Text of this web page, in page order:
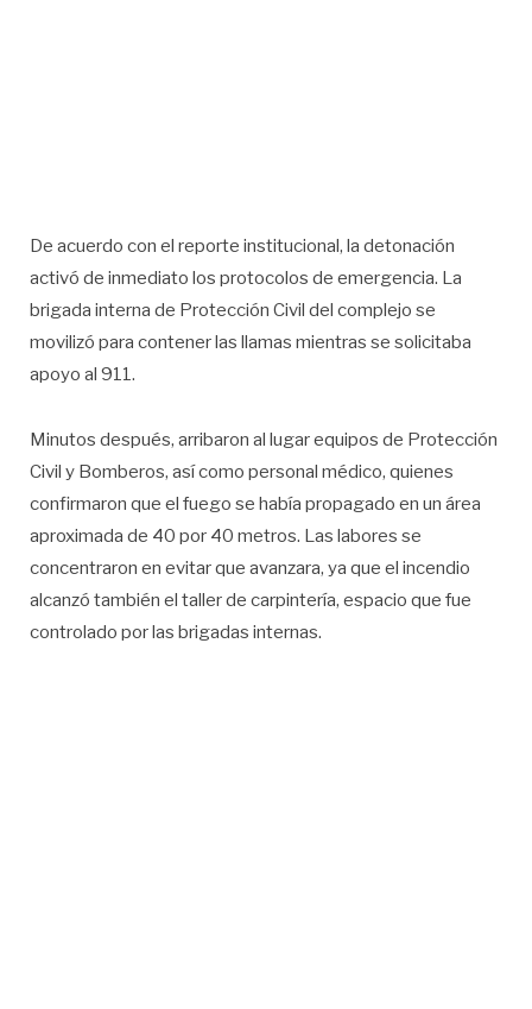
De acuerdo con el reporte institucional, la detonación
activó de inmediato los protocolos de emergencia. La
brigada interna de Protección Civil del complejo se
movilizó para contener las llamas mientras se solicitaba
apoyo al 911.
Minutos después, arribaron al lugar equipos de Protección
Civil y Bomberos, así como personal médico, quienes
confirmaron que el fuego se había propagado en un área
aproximada de 40 por 40 metros. Las labores se
concentraron en evitar que avanzara, ya que el incendio
alcanzó también el taller de carpintería, espacio que fue
controlado por las brigadas internas.